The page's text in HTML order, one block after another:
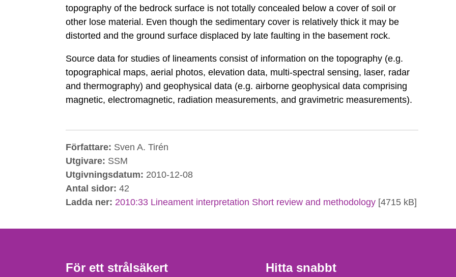
topography of the bedrock surface is not totally concealed below a cover of soil or
other lose material. Even though the sedimentary cover is relatively thick it may be
distorted and the ground surface displaced by late faulting in the basement rock.
Source data for studies of lineaments consist of information on the topography (e.g.
topographical maps, aerial photos, elevation data, multi-spectral sensing, laser, radar
and thermography) and geophysical data (e.g. airborne geophysical data comprising
magnetic, electromagnetic, radiation measurements, and gravimetric measurements).
Författare: Sven A. Tirén
Utgivare: SSM
Utgivningsdatum: 2010-12-08
Antal sidor: 42
Ladda ner: 2010:33 Lineament interpretation Short review and methodology [4715 kB]
För ett strålsäkert
Hitta snabbt